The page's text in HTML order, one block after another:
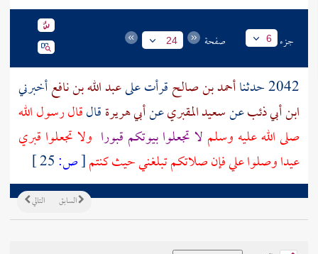
جزء 6 صفحة 24
2042 حدثنا أحمد بن صالحقرأت علىعبد الله بن نافعأخبرني
ابن أبي ذئبعنسعيد المقبريعنأبي هريرةقالقال رسول الله
صلى الله عليه وسلم لا تجعلوا بيوتكم قبورا ولا تجعلوا قبري
عيدا وصلوا علي فإن صلاتكم تبلغني حيث كنتم[ص:
التالي السابق